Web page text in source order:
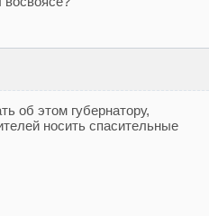
об этом губернатору,
носить спасительные